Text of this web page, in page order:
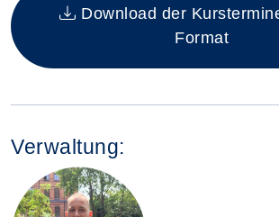
Download der
Format
Verwaltung: